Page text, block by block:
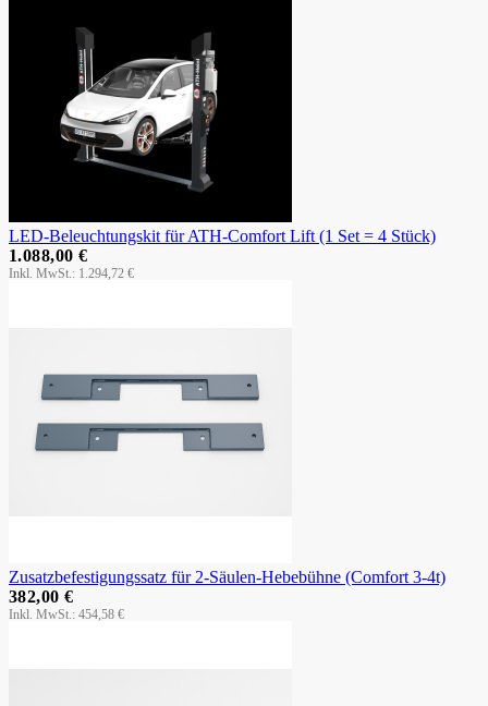
LED-Beleuchtungskit für ATH-Comfort Lift (1 Set = 4 Stück)
1.294,72 €
1.088,00 €
Zusatzbefestigungssatz für 2-Säulen-Hebebühne (Comfort 3-4t)
454,58 €
382,00 €